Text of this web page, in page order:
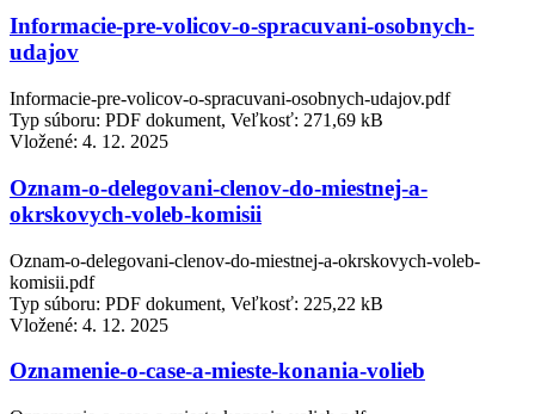
Informacie-pre-volicov-o-spracuvani-osobnych-
udajov
Informacie-pre-volicov-o-spracuvani-osobnych-udajov.pdf
Typ súboru: PDF dokument, Veľkosť: 271,69 kB
Vložené: 4. 12. 2025
Oznam-o-delegovani-clenov-do-miestnej-a-
okrskovych-voleb-komisii
Oznam-o-delegovani-clenov-do-miestnej-a-okrskovych-voleb-
komisii.pdf
Typ súboru: PDF dokument, Veľkosť: 225,22 kB
Vložené: 4. 12. 2025
Oznamenie-o-case-a-mieste-konania-volieb